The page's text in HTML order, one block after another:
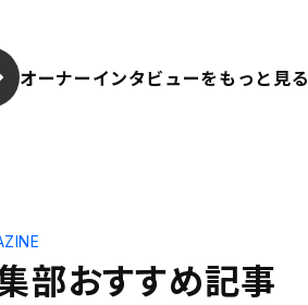
オーナーインタビューをもっと見る
部おすすめ記事